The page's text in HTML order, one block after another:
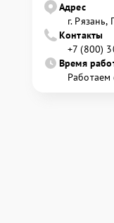
Адрес
г.
Контакты
+7 (800)
Время